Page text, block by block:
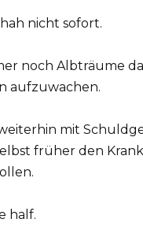
nicht sofort.
noch Albträume
aufzuwachen.
mit
früher den
half.